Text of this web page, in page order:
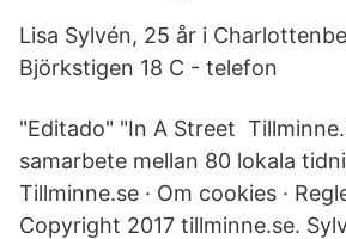
Lisa Sylvén, 25 år i
Björkstigen 18 C - telefon
"Editado" "In A Street
samarbete mellan 80 lokala
Tillminne.se · Om cookies ·
Copyright 2017 tillminne.se.